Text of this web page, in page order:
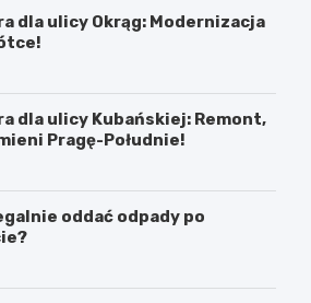
dla ulicy Okrąg: Modernizacja
dla ulicy Kubańskiej: Remont,
Pragę-Południe!
oddać odpady po